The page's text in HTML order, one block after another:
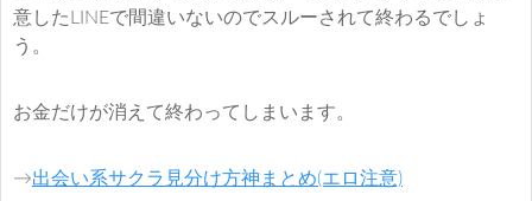
意したLINEで間違いないのでスルーされて終わるでしょ
う。
お金だけが消えて終わってしまいます。
→出会い系サクラ見分け方神まとめ(エロ注意)